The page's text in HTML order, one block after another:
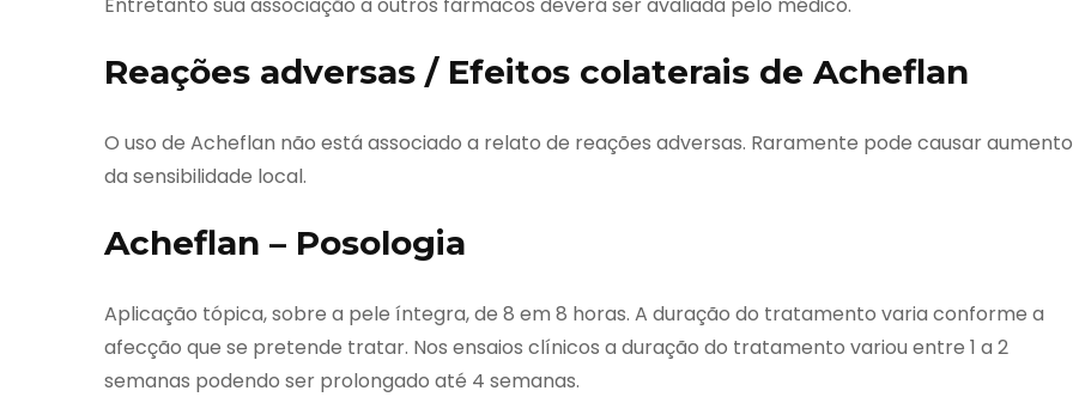
Reações adversas / Efeitos colaterais de Acheflan
O uso de Acheflan não está associado a relato de reações adversas. Raramente pode causar aumento
da sensibilidade local.
Acheflan – Posologia
Aplicação tópica, sobre a pele íntegra, de 8 em 8 horas. A duração do tratamento varia conforme a
afecção que se pretende tratar. Nos ensaios clínicos a duração do tratamento variou entre 1 a 2
semanas podendo ser prolongado até 4 semanas.